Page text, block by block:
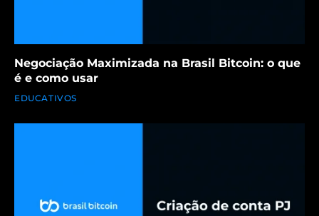
Negociação Maximizada na Brasil Bitcoin: o que
é e como usar
EDUCATIVOS